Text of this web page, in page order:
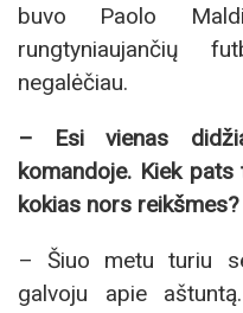
buvo Paolo
rungtyniaujančių
negalėčiau.
– Esi vienas
komandoje. Kiek
kokias nors reikšmes?
– Šiuo metu turiu
galvoju apie